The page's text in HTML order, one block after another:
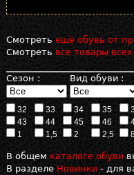
Смотреть ещё обувь от
Смотреть все товары
Сезон : Вид обуви :
32 33 34 35
43
44 45 46
1
1,5 2 2,5
В общем каталоге обуви
В разделе Новинки - для